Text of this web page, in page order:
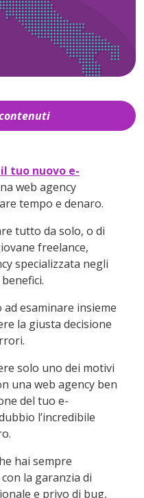
è
tuo nuovo e-
web agency
tempo e denaro.
tutto da solo, o di
freelance,
specializzata negli
esaminare insieme
la giusta decisione
solo uno dei motivi
una web agency ben
del tuo e-
l’incredibile
hai sempre
la garanzia di
e privo di bug,